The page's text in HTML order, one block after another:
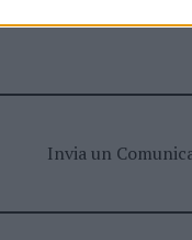
Invia un